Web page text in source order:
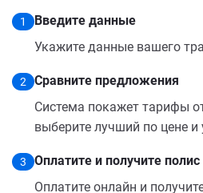
1
Введите данные
Укажите данные вашего
2
Сравните предложения
Система покажет тарифы
выберите лучший по цене и
3
Оплатите и получите полис
Оплатите онлайн и